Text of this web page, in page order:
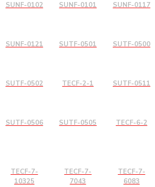
SUNF-0102 SUNF-0101 SUNF-0117
SUNF-0121 SUTF-0501 SUTF-0500
SUTF-0502 TECF-2-1 SUTF-0511
SUTF-0506 SUTF-0505 TECF-6-2
TECF-7-
10325
TECF-7-
7043
TECF-7-
6083